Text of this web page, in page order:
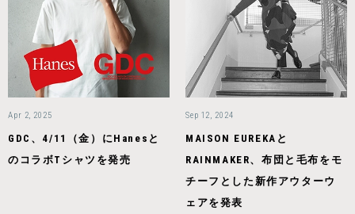
Apr 2, 2025
GDC、4/11（金）にHanesと
のコラボTシャツを発売
Sep 12, 2024
MAISON EUREKAと
RAINMAKER、布団と毛布をモ
チーフとした新作アウターウ
ェアを発表